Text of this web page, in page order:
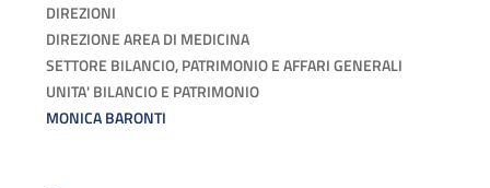
DIREZIONI
DIREZIONE AREA DI MEDICINA
SETTORE BILANCIO, PATRIMONIO E AFFARI GENERALI
UNITA' BILANCIO E PATRIMONIO
MONICA BARONTI